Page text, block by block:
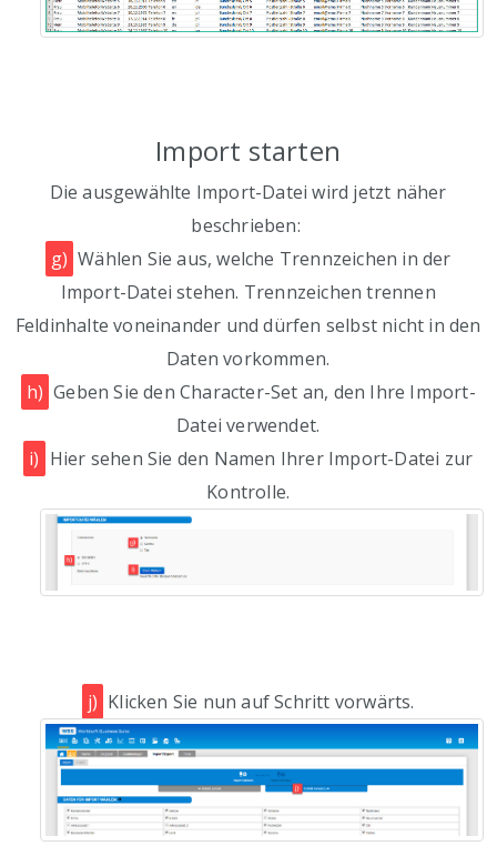
Import starten
Die ausgewählte Import-Datei wird jetzt näher
beschrieben:
g) Wählen Sie aus, welche Trennzeichen in der
Import-Datei stehen. Trennzeichen trennen
Feldinhalte voneinander und dürfen selbst nicht in den
Daten vorkommen.
h) Geben Sie den Character-Set an, den Ihre Import-
Datei verwendet.
i) Hier sehen Sie den Namen Ihrer Import-Datei zur
Kontrolle.
j) Klicken Sie nun auf Schritt vorwärts.